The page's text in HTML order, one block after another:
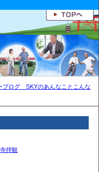
ブログ SKYのあんなことこんな
拝観